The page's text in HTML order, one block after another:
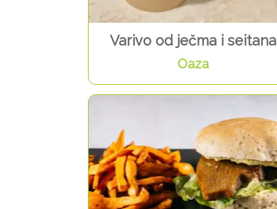
Varivo od ječma i seitana
Oaza